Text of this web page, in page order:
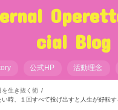
cial Blog
公式HP 活動理念
を生き抜く術
時、１回すべて投げ出すと人生が好転す